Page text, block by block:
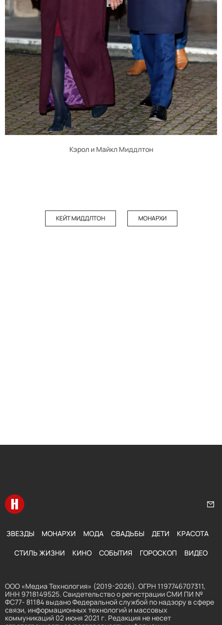
Кэрол и Майкл Миддлтон
КЕЙТ МИДДЛТОН МОНАРХИ
Перейти на главную
ЗВЕЗДЫ МОНАРХИ МОДА СВАДЬБЫ ДЕТИ КРАСОТА
СТИЛЬ ЖИЗНИ КИНО СОБЫТИЯ ГОРОСКОП ВИДЕО
ООО «Медиа Технология» (2019-2026). ОГРН 1197746707311,
ИНН 9718149525. Свидетельство о регистрации СМИ ПИ №
ФС77- 81184 выдано Федеральной службой по надзору в сфере
связи, информационных технологий и массовых
коммуникаций 02 июня 2021 г. Редакция не несет